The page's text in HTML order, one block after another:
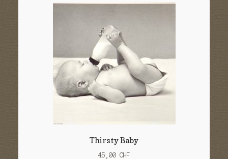
Thirsty Baby
45,00 CHF